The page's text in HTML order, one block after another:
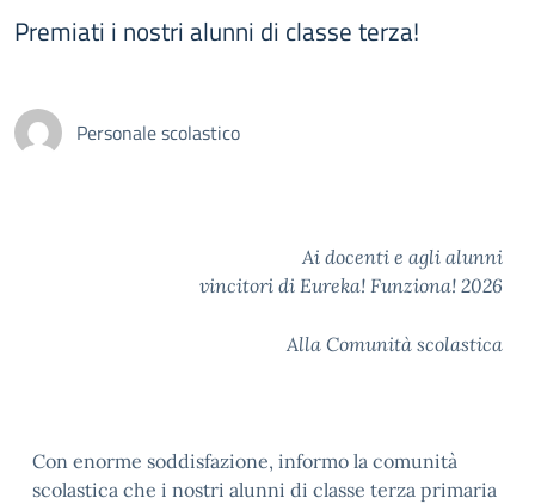
Premiati i nostri alunni di classe terza!
Personale scolastico
Ai docenti e agli alunni
vincitori di Eureka! Funziona! 2026
Alla Comunità scolastica
Con enorme soddisfazione, informo la comunità
scolastica che i nostri alunni di classe terza primaria